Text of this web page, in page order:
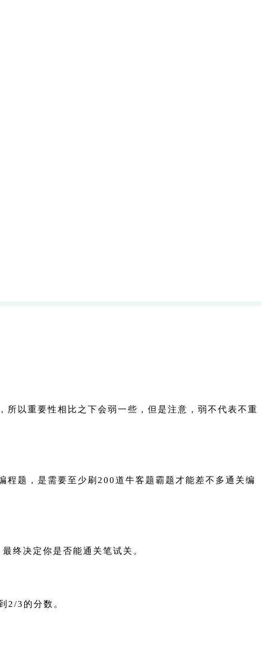
以重要性相比之下会弱一些，但是注意，弱不代表不重
题，是需要至少刷200道牛客题霸题才能差不多通关编
终决定你是否能通关笔试关。
2/3的分数。